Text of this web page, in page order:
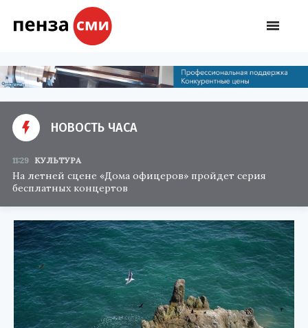
НОВОСТЬ ЧАСА
11:29 КУЛЬТУРА
На летней сцене «Дома офицеров» пройдет серия
бесплатных концертов